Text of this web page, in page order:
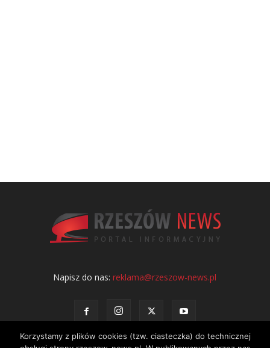
Napisz do nas:reklama@rzeszow-news.pl
Korzystamy z plików cookies (tzw. ciasteczka) do technicznej